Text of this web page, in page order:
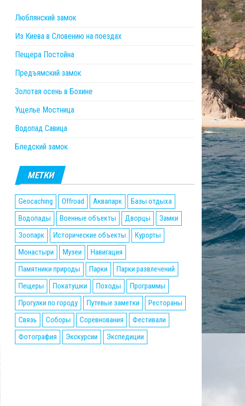
Люблянский замок
Из Киева в Словению на поездах
Пещера Постойна
Предъямский замок
Золотая осень в Бохине
Ущелье Мостница
Водопад Савица
Бледский замок
МЕТКИ
Geocaching Offroad Аквапарк
Базы отдыха
Водопады
Военные объекты Дворцы
Замки
Зоопарк
Исторические объекты
Курорты
Монастыри
Музеи
Навигация
Памятники природы
Парки
Парки развлечений
Пещеры
Покатушки Походы
Программы
Прогулки по городу
Путевые заметки
Рестораны
Связь
Соборы Соревнования
Фестивали
Фотография
Экскурсии Экспедиции